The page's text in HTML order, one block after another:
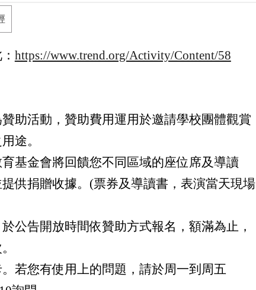
已加入購物書包
繼續購物 結帳付款
您確認要
https://www.trend.org/Activity/Content/58
助活動，贊助費用運用於邀請學校團體觀賞
途。
基金會將回饋您不同區域的座位席及導讀
供捐贈收據。(票券及導讀書，表演當天現場
公告開放時間依贊助方式報名，額滿為止，
若您有使用上的問題，請於周一到周五